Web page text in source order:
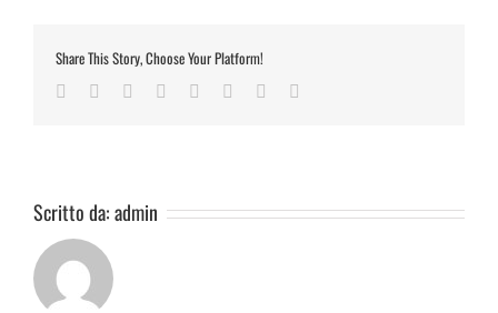
Share This Story, Choose Your Platform!
Facebook
TwitterReddit LinkedIn
TumblrPinterest
Scritto da:admin